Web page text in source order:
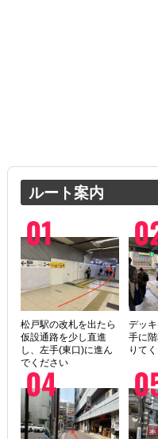
ルート案内
松戸駅の改札を出たら
仮設通路を少し直進
し、左手(東口)に進ん
でください
デッ
手に
りて